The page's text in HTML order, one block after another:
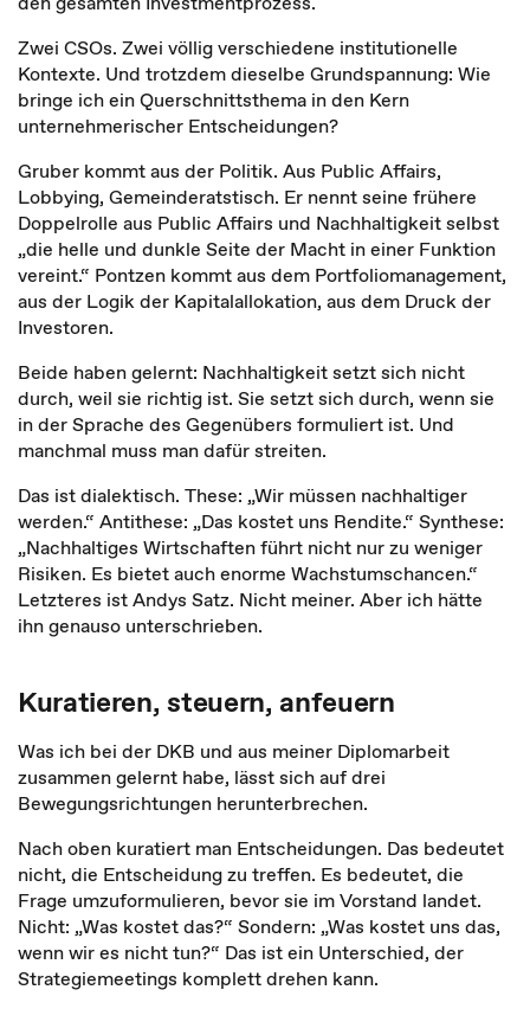
Zwei CSOs. Zwei völlig verschiedene institutionelle
Kontexte. Und trotzdem dieselbe Grundspannung: Wie
bringe ich ein Querschnittsthema in den Kern
unternehmerischer Entscheidungen?
Gruber kommt aus der Politik. Aus Public Affairs,
Lobbying, Gemeinderatstisch. Er nennt seine frühere
Doppelrolle aus Public Affairs und Nachhaltigkeit selbst
„die helle und dunkle Seite der Macht in einer Funktion
vereint.“ Pontzen kommt aus dem Portfoliomanagement,
aus der Logik der Kapitalallokation, aus dem Druck der
Investoren.
Beide haben gelernt: Nachhaltigkeit setzt sich nicht
durch, weil sie richtig ist. Sie setzt sich durch, wenn sie
in der Sprache des Gegenübers formuliert ist. Und
manchmal muss man dafür streiten.
Das ist dialektisch. These: „Wir müssen nachhaltiger
werden.“ Antithese: „Das kostet uns Rendite.“ Synthese:
„Nachhaltiges Wirtschaften führt nicht nur zu weniger
Risiken. Es bietet auch enorme Wachstumschancen.“
Letzteres ist Andys Satz. Nicht meiner. Aber ich hätte
ihn genauso unterschrieben.
Kuratieren, steuern, anfeuern
Was ich bei der DKB und aus meiner Diplomarbeit
zusammen gelernt habe, lässt sich auf drei
Bewegungsrichtungen herunterbrechen.
Nach oben kuratiert man Entscheidungen. Das bedeutet
nicht, die Entscheidung zu treffen. Es bedeutet, die
Frage umzuformulieren, bevor sie im Vorstand landet.
Nicht: „Was kostet das?“ Sondern: „Was kostet uns das,
wenn wir es nicht tun?“ Das ist ein Unterschied, der
Strategiemeetings komplett drehen kann.